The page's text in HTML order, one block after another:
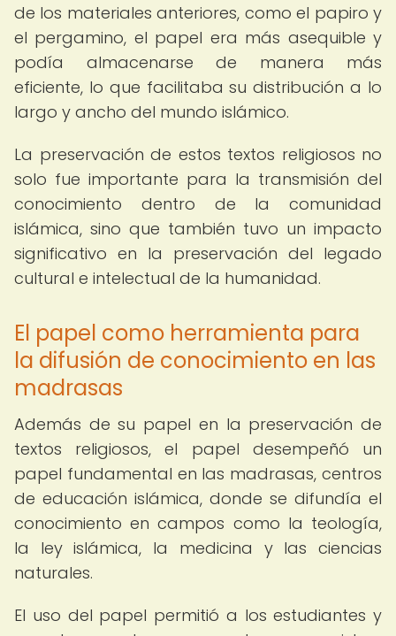
de los materiales anteriores, como el papiro y
el pergamino, el papel era más asequible y
podía almacenarse de manera más
eficiente, lo que facilitaba su distribución a lo
largo y ancho del mundo islámico.
La preservación de estos textos religiosos no
solo fue importante para la transmisión del
conocimiento dentro de la comunidad
islámica, sino que también tuvo un impacto
significativo en la preservación del legado
cultural e intelectual de la humanidad.
El papel como herramienta para
la difusión de conocimiento en las
madrasas
Además de su papel en la preservación de
textos religiosos, el papel desempeñó un
papel fundamental en las madrasas, centros
de educación islámica, donde se difundía el
conocimiento en campos como la teología,
la ley islámica, la medicina y las ciencias
naturales.
El uso del papel permitió a los estudiantes y